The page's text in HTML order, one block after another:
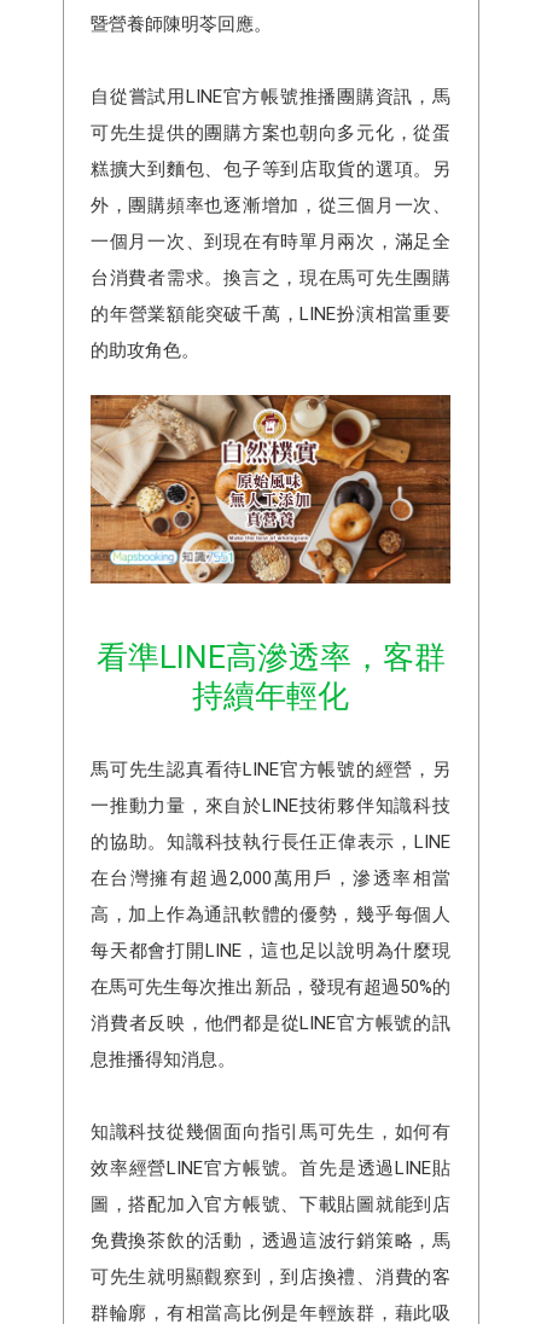
暨營養師陳明苓回應。
自從嘗試用LINE官方帳號推播團購資訊，馬
可先生提供的團購方案也朝向多元化，從蛋
糕擴大到麵包、包子等到店取貨的選項。另
外，團購頻率也逐漸增加，從三個月一次、
一個月一次、到現在有時單月兩次，滿足全
台消費者需求。換言之，現在馬可先生團購
的年營業額能突破千萬，LINE扮演相當重要
的助攻角色。
看準LINE高滲透率，客群
持續年輕化
馬可先生認真看待LINE官方帳號的經營，另
一推動力量，來自於LINE技術夥伴知識科技
的協助。知識科技執行長任正偉表示，LINE
在台灣擁有超過2,000萬用戶，滲透率相當
高，加上作為通訊軟體的優勢，幾乎每個人
每天都會打開LINE，這也足以說明為什麼現
在馬可先生每次推出新品，發現有超過50%的
消費者反映，他們都是從LINE官方帳號的訊
息推播得知消息。
知識科技從幾個面向指引馬可先生，如何有
效率經營LINE官方帳號。首先是透過LINE貼
圖，搭配加入官方帳號、下載貼圖就能到店
免費換茶飲的活動，透過這波行銷策略，馬
可先生就明顯觀察到，到店換禮、消費的客
群輪廓，有相當高比例是年輕族群，藉此吸